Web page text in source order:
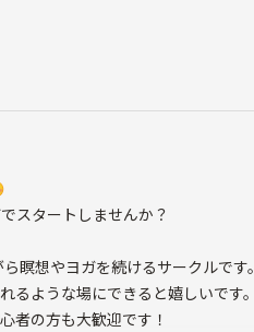
スタートしませんか？
瞑想やヨガを続けるサークルです。
るような場にできると嬉しいです。
者の方も大歓迎です！